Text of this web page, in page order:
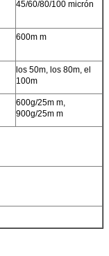
45/60/80/100 micrón
600m m
los 50m, los 80m, el
100m
600g/25m m,
900g/25m m